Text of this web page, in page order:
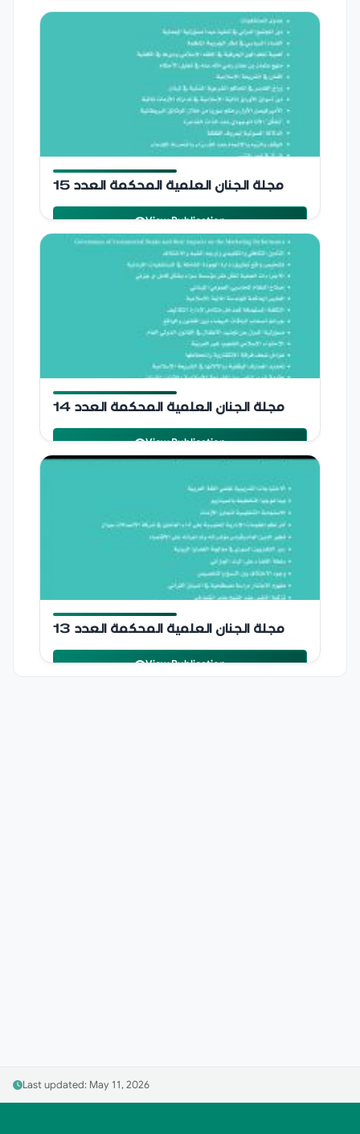
Publication Details
مجلة الجنان العلمية المحكمة
مجلة الجنان العلمية المحكمة العدد 15
2022 jinan university
View Publication
Publication Details
مجلة الجنان العلمية المحكمة
مجلة الجنان العلمية المحكمة العدد 14
2021 jinan university
View Publication
مجلة الجنان العلمية المحكمة
مجلة الجنان العلمية المحكمة العدد 13
2020 jinan university
View Publication
Last updated: May 11, 2026